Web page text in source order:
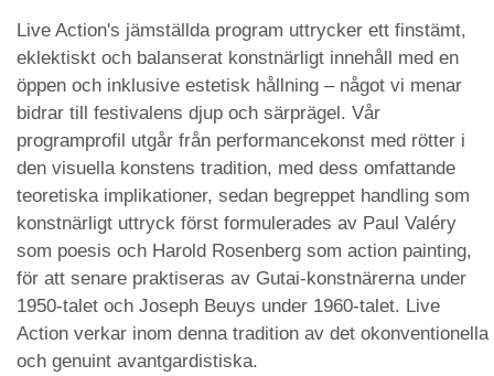
Live Action's jämställda program uttrycker ett finstämt,
eklektiskt och balanserat konstnärligt innehåll med en
öppen och inklusive estetisk hållning – något vi menar
bidrar till festivalens djup och särprägel. Vår
programprofil utgår från performancekonst med rötter i
den visuella konstens tradition, med dess omfattande
teoretiska implikationer, sedan begreppet handling som
konstnärligt uttryck först formulerades av Paul Valéry
som poesis och Harold Rosenberg som action painting,
för att senare praktiseras av Gutai-konstnärerna under
1950-talet och Joseph Beuys under 1960-talet. Live
Action verkar inom denna tradition av det okonventionella
och genuint avantgardistiska.